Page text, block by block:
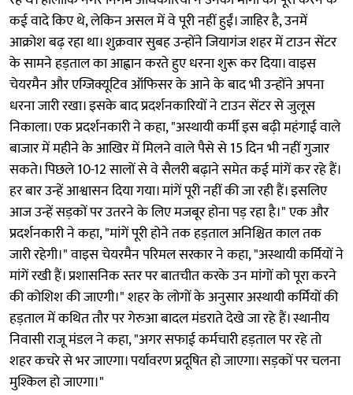
कई वादे किए थे, लेकिन असल में वे पूरी नहीं हुईं। जाहिर है, उनमें
आक्रोश बढ़ रहा था। शुक्रवार सुबह उन्होंने जियागंज शहर में टाउन सेंटर
के सामने हड़ताल का आह्वान करते हुए धरना शुरू कर दिया। वाइस
चेयरमैन और एग्जिक्यूटिव ऑफिसर के आने के बाद भी उन्होंने अपना
धरना जारी रखा। इसके बाद प्रदर्शनकारियों ने टाउन सेंटर से जुलूस
निकाला। एक प्रदर्शनकारी ने कहा, "अस्थायी कर्मी इस बढ़ी महंगाई वाले
बाजार में महीने के आखिर में मिलने वाले पैसे से 15 दिन भी नहीं गुजार
सकते। पिछले 10-12 सालों से वे सैलरी बढ़ाने समेत कई मांगें कर रहे हैं।
हर बार उन्हें आश्वासन दिया गया। मांगें पूरी नहीं की जा रही हैं। इसलिए
आज उन्हें सड़कों पर उतरने के लिए मजबूर होना पड़ रहा है।" एक और
प्रदर्शनकारी ने कहा, "मांगें पूरी होने तक हड़ताल अनिश्चित काल तक
जारी रहेगी।" वाइस चेयरमैन परिमल सरकार ने कहा, "अस्थायी कर्मियों ने
मांगें रखी हैं। प्रशासनिक स्तर पर बातचीत करके उन मांगों को पूरा करने
की कोशिश की जाएगी।" शहर के लोगों के अनुसार अस्थायी कर्मियों की
हड़ताल में कथित तौर पर गेरुआ बादल मंडराते देखे जा रहे हैं। स्थानीय
निवासी राजू मंडल ने कहा, "अगर सफाई कर्मचारी हड़ताल पर रहे तो
शहर कचरे से भर जाएगा। पर्यावरण प्रदूषित हो जाएगा। सड़कों पर चलना
मुश्किल हो जाएगा।"